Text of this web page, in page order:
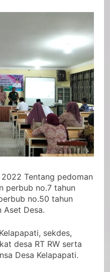
Tentang pedoman
perbub no.7 tahun
no.50 tahun
Desa.
sekdes,
desa RT RW serta
Desa Kelapapati.